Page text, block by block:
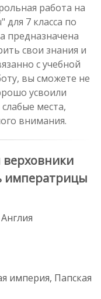
работа на
7 класса по
предназначена
свои знания и
с учебной
вы сможете не
усвоили
места,
внимания.
верховники
императрицы
империя, Папская